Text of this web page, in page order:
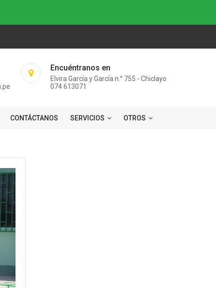
Encuéntranos en
Elvira García y García n.° 755 - Chiclayo
074 613071
CONTÁCTANOS SERVICIOS OTROS